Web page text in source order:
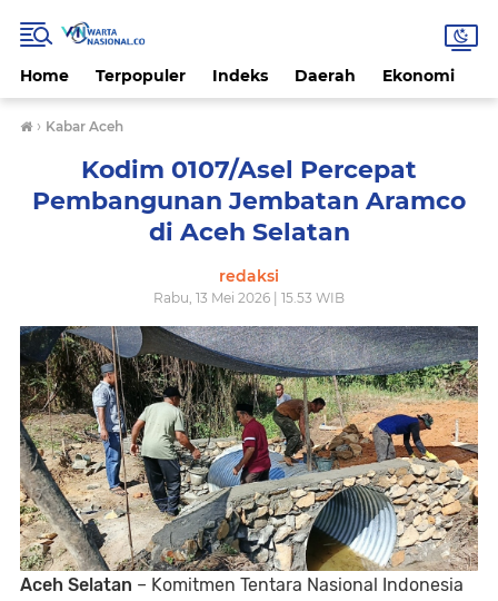
Home Terpopuler Indeks Daerah Ekonomi
› Kabar Aceh
Kodim 0107/Asel Percepat
Pembangunan Jembatan Aramco
di Aceh Selatan
redaksi
Rabu, 13 Mei 2026 | 15.53 WIB
Aceh Selatan – Komitmen Tentara Nasional Indonesia